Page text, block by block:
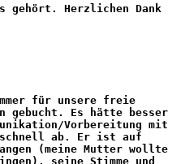
gehört. Herzlichen Dank
für unsere freie
gebucht. Es hätte besser
Vorbereitung mit
ab. Er ist auf
(meine Mutter wollte
seine Stimme und